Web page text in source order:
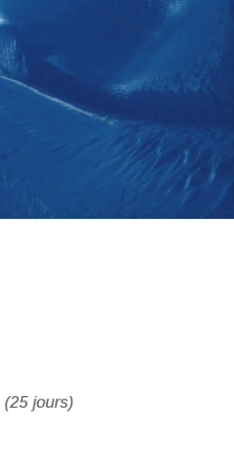
(25 jours)